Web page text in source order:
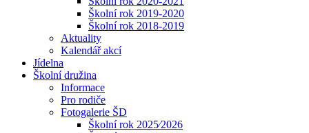
Školní rok 2019-2020
Školní rok 2018-2019
Aktuality
Kalendář akcí
Jídelna
Školní družina
Informace
Pro rodiče
Fotogalerie ŠD
Školní rok 2025⁄2026